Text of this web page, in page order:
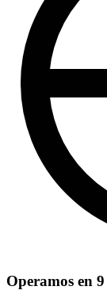
Operamos en